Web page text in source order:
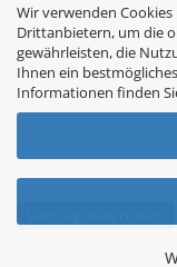
Wir verwenden
Drittanbietern, um die
gewährleisten, die
Ihnen ein
Informationen finden